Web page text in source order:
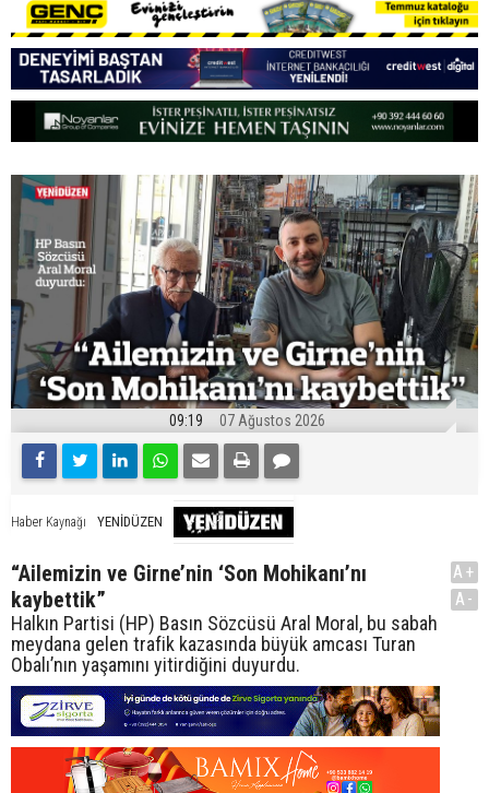
09:19 07 Ağustos 2026
Haber Kaynağı YENİDÜZEN
“Ailemizin ve Girne’nin ‘Son Mohikanı’nı
kaybettik”
Halkın Partisi (HP) Basın Sözcüsü Aral Moral, bu sabah
meydana gelen trafik kazasında büyük amcası Turan
Obalı’nın yaşamını yitirdiğini duyurdu.
A+
A-